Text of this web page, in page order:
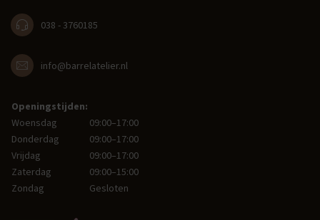
038 - 3760185
info@barrelatelier.nl
Openingstijden:
Woensdag
09:00–17:00
Donderdag
09:00–17:00
Vrijdag
09:00–17:00
Zaterdag
09:00–15:00
Zondag
Gesloten